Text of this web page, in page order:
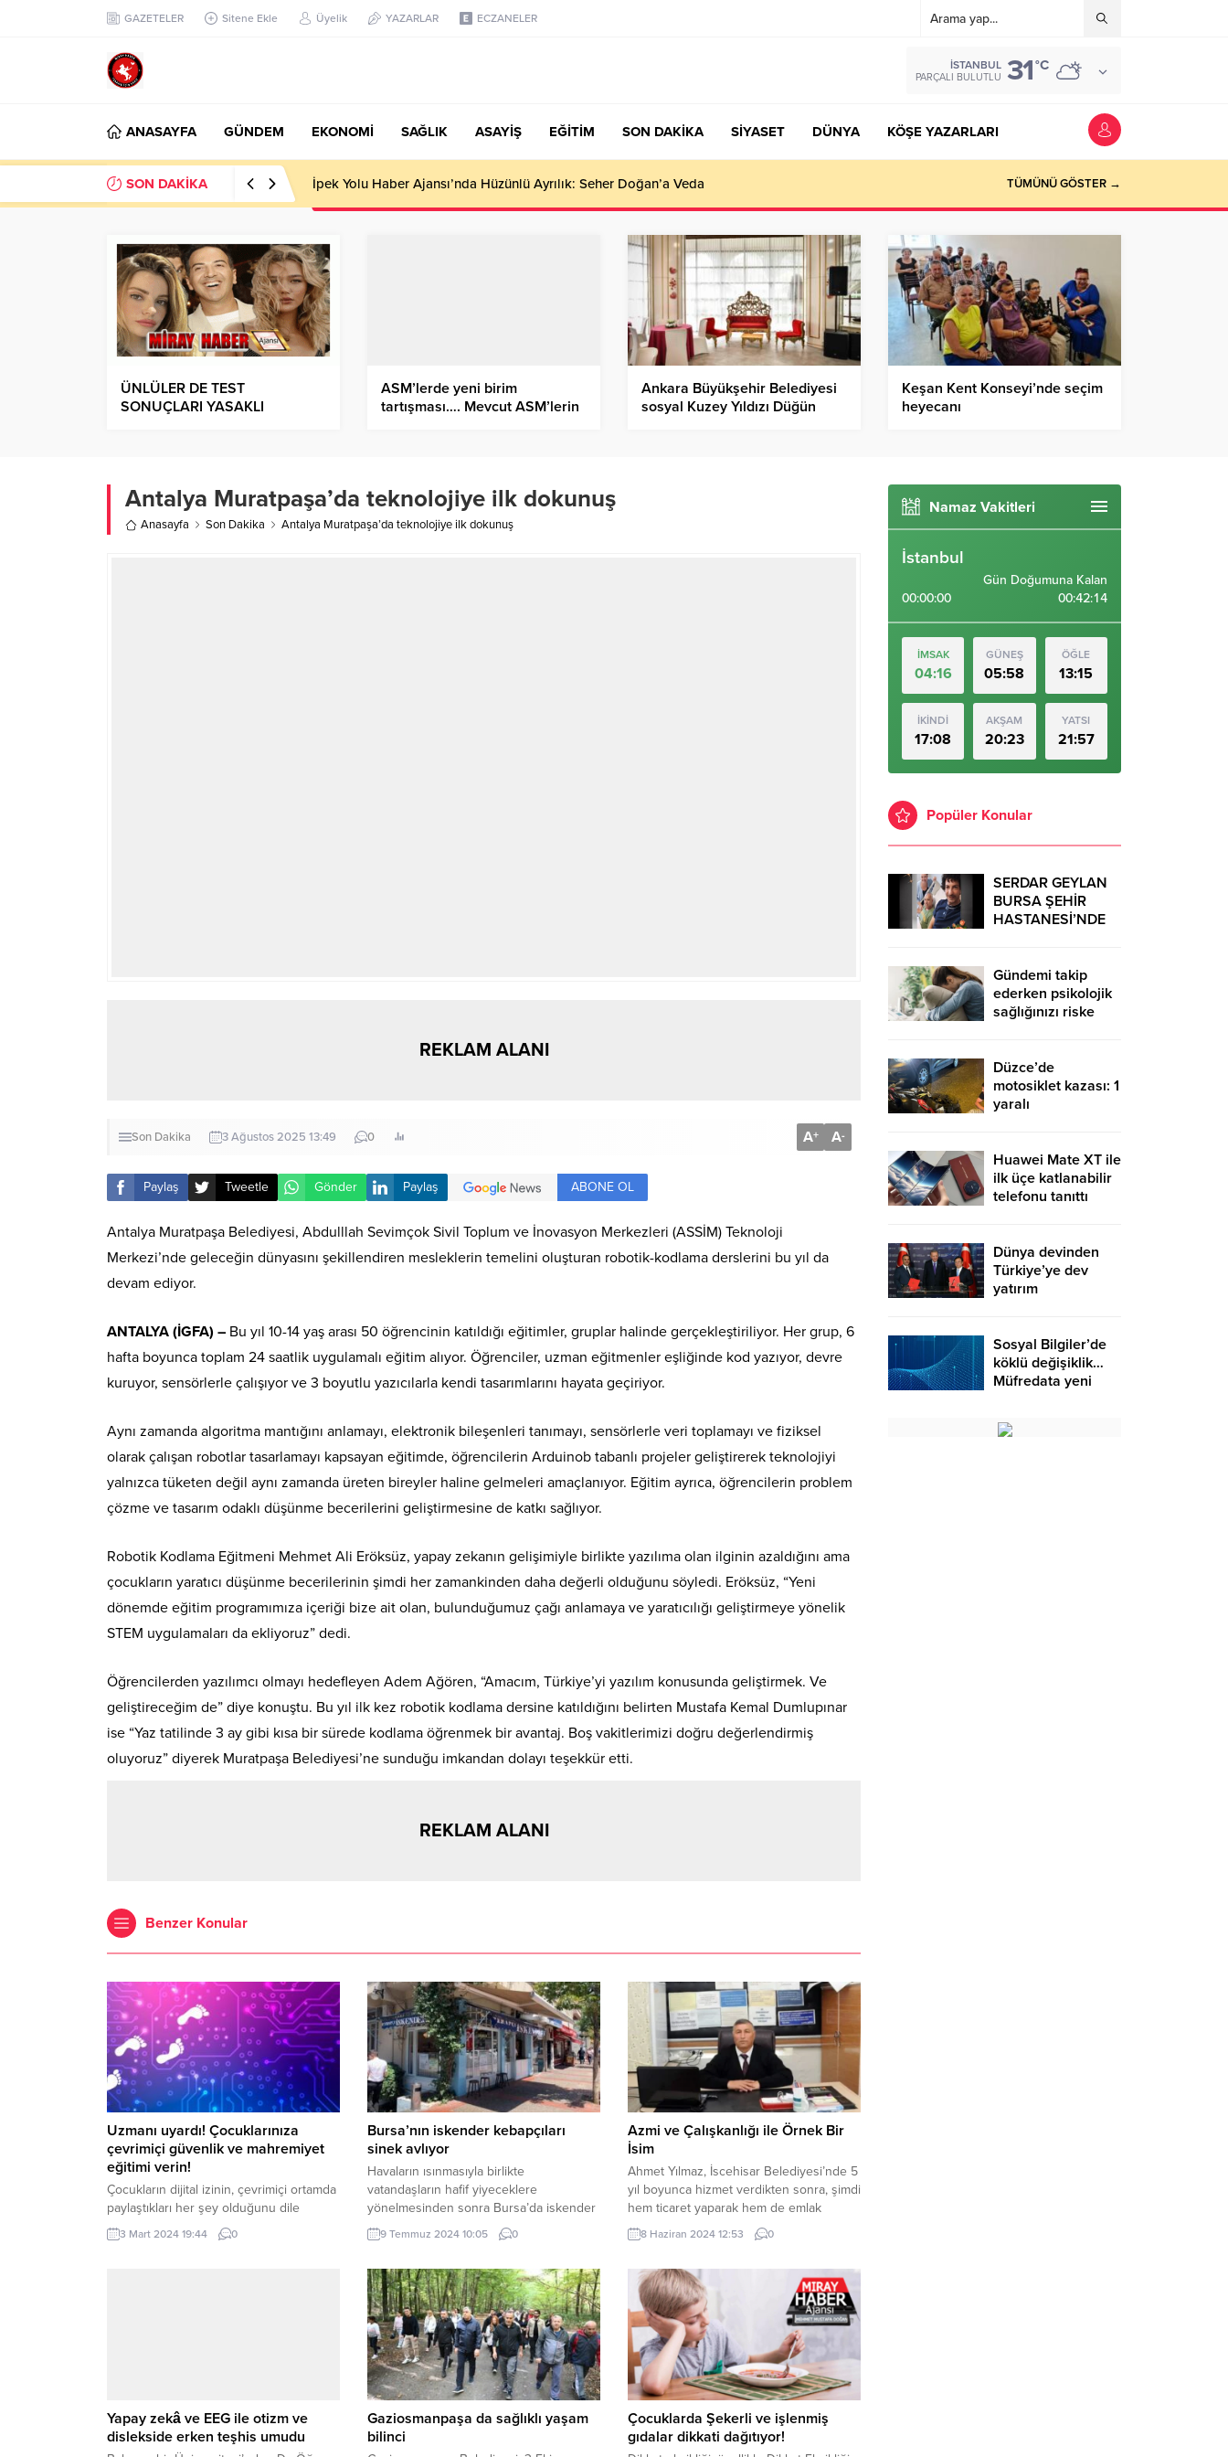
GAZETELER Sitene Ekle Üyelik YAZARLAR ECZANELER
İSTANBUL
PARÇALI BULUTLU 31°C
ANASAYFA GÜNDEM EKONOMİ SAĞLIK ASAYİŞ EĞİTİM SON DAKİKA SİYASET DÜNYA KÖŞE YAZARLARI
SON DAKİKA Başkan Nihat Öztürk, Şanahan’da Hacı Eryaman’a Misafir Oldu TÜMÜNÜ GÖSTER →
ÜNLÜLER DE TEST
SONUÇLARI YASAKLI
ASM’lerde yeni birim
tartışması…. Mevcut ASM’lerin
Ankara Büyükşehir Belediyesi
sosyal Kuzey Yıldızı Düğün
Keşan Kent Konseyi’nde seçim
heyecanı
Antalya Muratpaşa’da teknolojiye ilk dokunuş
Anasayfa Son Dakika Antalya Muratpaşa’da teknolojiye ilk dokunuş
REKLAM ALANI
Son Dakika 3 Ağustos 2025 13:49 0 A+ A-
Paylaş Tweetle Gönder Paylaş ABONE OL
Antalya Muratpaşa Belediyesi, Abdulllah Sevimçok Sivil Toplum ve İnovasyon Merkezleri (ASSİM) Teknoloji
Merkezi’nde geleceğin dünyasını şekillendiren mesleklerin temelini oluşturan robotik-kodlama derslerini bu yıl da
devam ediyor.
ANTALYA (İGFA) – Bu yıl 10-14 yaş arası 50 öğrencinin katıldığı eğitimler, gruplar halinde gerçekleştiriliyor. Her grup, 6
hafta boyunca toplam 24 saatlik uygulamalı eğitim alıyor. Öğrenciler, uzman eğitmenler eşliğinde kod yazıyor, devre
kuruyor, sensörlerle çalışıyor ve 3 boyutlu yazıcılarla kendi tasarımlarını hayata geçiriyor.
Aynı zamanda algoritma mantığını anlamayı, elektronik bileşenleri tanımayı, sensörlerle veri toplamayı ve fiziksel
olarak çalışan robotlar tasarlamayı kapsayan eğitimde, öğrencilerin Arduinob tabanlı projeler geliştirerek teknolojiyi
yalnızca tüketen değil aynı zamanda üreten bireyler haline gelmeleri amaçlanıyor. Eğitim ayrıca, öğrencilerin problem
çözme ve tasarım odaklı düşünme becerilerini geliştirmesine de katkı sağlıyor.
Robotik Kodlama Eğitmeni Mehmet Ali Eröksüz, yapay zekanın gelişimiyle birlikte yazılıma olan ilginin azaldığını ama
çocukların yaratıcı düşünme becerilerinin şimdi her zamankinden daha değerli olduğunu söyledi. Eröksüz, “Yeni
dönemde eğitim programımıza içeriği bize ait olan, bulunduğumuz çağı anlamaya ve yaratıcılığı geliştirmeye yönelik
STEM uygulamaları da ekliyoruz” dedi.
Öğrencilerden yazılımcı olmayı hedefleyen Adem Ağören, “Amacım, Türkiye’yi yazılım konusunda geliştirmek. Ve
geliştireceğim de” diye konuştu. Bu yıl ilk kez robotik kodlama dersine katıldığını belirten Mustafa Kemal Dumlupınar
ise “Yaz tatilinde 3 ay gibi kısa bir sürede kodlama öğrenmek bir avantaj. Boş vakitlerimizi doğru değerlendirmiş
oluyoruz” diyerek Muratpaşa Belediyesi’ne sunduğu imkandan dolayı teşekkür etti.
REKLAM ALANI
Benzer Konular
Uzmanı uyardı! Çocuklarınıza
çevrimiçi güvenlik ve mahremiyet
eğitimi verin!
Çocukların dijital izinin, çevrimiçi ortamda
paylaştıkları her şey olduğunu dile
getiren uzmanlar, bunun, sosyal medya
gönderileri, web siteleri ziyaretleri,
3 Mart 2024 19:44 0
Bursa’nın iskender kebapçıları
sinek avlıyor
Havaların ısınmasıyla birlikte
vatandaşların hafif yiyeceklere
yönelmesinden sonra Bursa’da iskender
kebapçıların yoğunluğu azaldı. Arda
ŞARU / HERKES DUYSUN BURSA (İGFA)
metrelerce kuyruk oluşan, Bursalılar
tarafından mavi dükkan olarak bilinen ve
Bursa’nın ilk iskender kebapçısı olan
Kebapçı İskender’in müşteri
yoğunluğundaki azalma dikkatlerden
kaçmadı. Esnaf, yaz aylarında...
9 Temmuz 2024 10:05 0
Azmi ve Çalışkanlığı ile Örnek Bir
İsim
Ahmet Yılmaz, İscehisar Belediyesi’nde 5
yıl boyunca hizmet verdikten sonra, şimdi
hem ticaret yaparak hem de emlak
sektörüne girerek memleketi Sandıklı’ya
katkı sağlamaya devam ediyor. Yaşına
Ahmet Yılmaz, Sandıklı’da çeşitli ticari
faaliyetlerle uğraşıyor. Ticaretteki azmi
ve enerjisi, onu bölgenin tanınan ve
saygı duyulan bir figürü haline...
8 Haziran 2024 12:53 0
Yapay zekâ ve EEG ile otizm ve
dislekside erken teşhis umudu
Gaziosmanpaşa da sağlıklı yaşam
bilinci
Çocuklarda Şekerli ve işlenmiş
gıdalar dikkati dağıtıyor!
Namaz Vakitleri
İstanbul
00:00:00
Gün Doğumuna Kalan
00:42:14
İMSAK
04:16
GÜNEŞ
05:58
ÖĞLE
13:15
İKİNDİ
17:08
AKŞAM
20:23
YATSI
21:57
Popüler Konular
SERDAR GEYLAN
BURSA ŞEHİR
HASTANESİ’NDE
Gündemi takip
ederken psikolojik
sağlığınızı riske
Düzce’de
motosiklet kazası: 1
yaralı
Huawei Mate XT ile
ilk üçe katlanabilir
telefonu tanıttı
Dünya devinden
Türkiye’ye dev
yatırım
Sosyal Bilgiler’de
köklü değişiklik…
Müfredata yeni